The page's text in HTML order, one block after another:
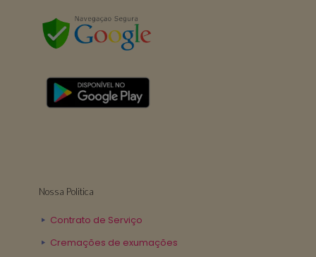
Nossa Politica
Contrato de Serviço
Cremações de exumações